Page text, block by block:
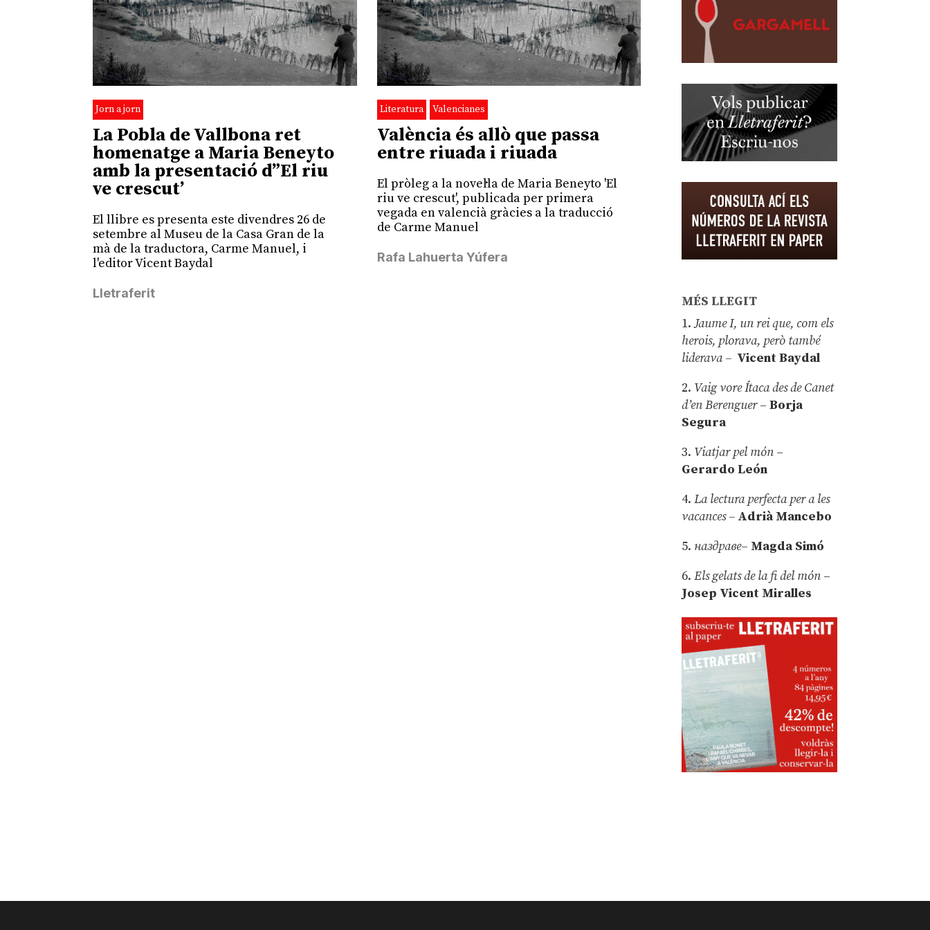
Jorn a jorn
La Pobla de Vallbona ret
homenatge a Maria Beneyto
amb la presentació d”El riu
ve crescut’
El llibre es presenta este divendres 26 de
setembre al Museu de la Casa Gran de la
mà de la traductora, Carme Manuel, i
l'editor Vicent Baydal
Lletraferit
Literatura Valencianes
València és allò que passa
entre riuada i riuada
El pròleg a la novel·la de Maria Beneyto 'El
riu ve crescut', publicada per primera
vegada en valencià gràcies a la traducció
de Carme Manuel
Rafa Lahuerta Yúfera
MÉS LLEGIT
1.Jaume I, un rei que, com els
herois, plorava, però també
liderava – Vicent Baydal
2. Vaig vore Ítaca des de Canet
d’en Berenguer–Borja
Segura
3. Viatjar pel món –
Gerardo León
4.La lectura perfecta per a les
vacances – Adrià Mancebo
5. наздраве– Magda Simó
6.Els gelats de la fi del món –
Josep Vicent Miralles